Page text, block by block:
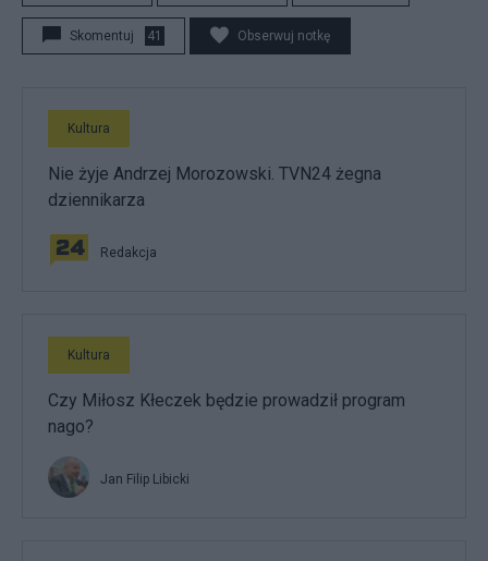
Skomentuj 41 Obserwuj notkę
Kultura
Nie żyje Andrzej Morozowski. TVN24 żegna
dziennikarza
Redakcja
Kultura
Czy Miłosz Kłeczek będzie prowadził program
nago?
Jan Filip Libicki